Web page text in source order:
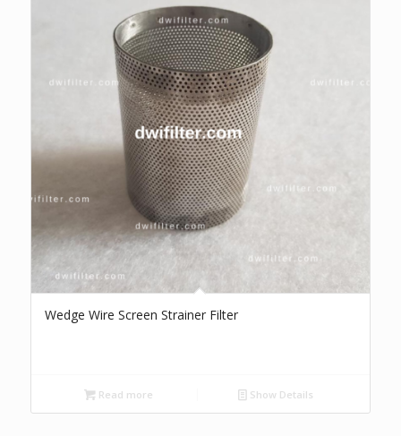
Wedge Wire Screen Strainer Filter
Read more Show Details